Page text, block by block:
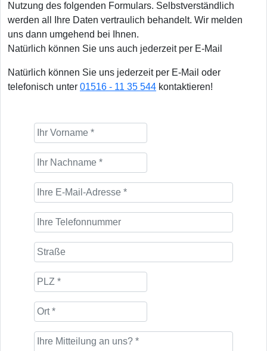
Nutzung des folgenden Formulars. Selbstverständlich
werden all Ihre Daten vertraulich behandelt. Wir melden
uns dann umgehend bei Ihnen.
Natürlich können Sie uns auch jederzeit per E-Mail
Natürlich können Sie uns jederzeit per E-Mail oder
telefonisch unter 01516 - 11 35 544 kontaktieren!